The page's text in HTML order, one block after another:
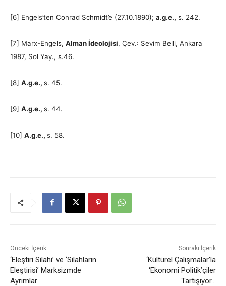
[6] Engels’ten Conrad Schmidt’e (27.10.1890); a.g.e., s. 242.
[7] Marx-Engels, Alman İdeolojisi, Çev.: Sevim Belli, Ankara
1987, Sol Yay., s.46.
[8] A.g.e., s. 45.
[9] A.g.e., s. 44.
[10] A.g.e., s. 58.
Önceki İçerik
‘Eleştiri Silahı’ ve ‘Silahların
Eleştirisi’ Marksizmde
Ayrımlar
Sonraki İçerik
‘Kültürel Çalışmalar’la
‘Ekonomi Politik’çiler
Tartışıyor…